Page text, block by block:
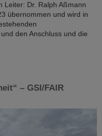
Leiter: Dr. Ralph Aßmann
übernommen und wird in
den Anschluss und die
– GSI/FAIR